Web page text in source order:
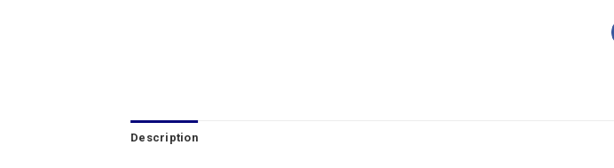
Description